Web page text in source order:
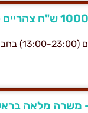
עבודה
משרה מלאה